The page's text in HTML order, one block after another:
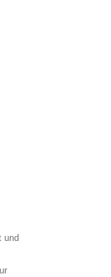
und